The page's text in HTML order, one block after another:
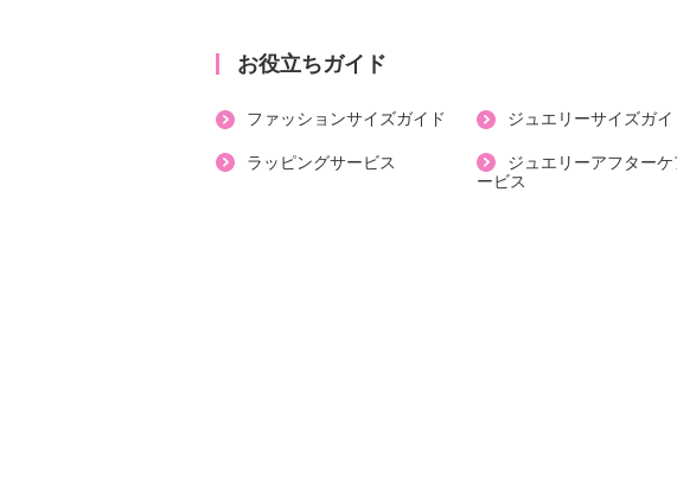
・裾スリット：約右５．５ｃｍ、左５．５ｃｍ
【素材】
・綿１００％
【メンテナンス（絵表示ラベル）】
お役立ちガイド
ファッションサイズガイド ジュエリーサイズガイ
ラッピングサービス
ジュエリーアフターケ
ービス